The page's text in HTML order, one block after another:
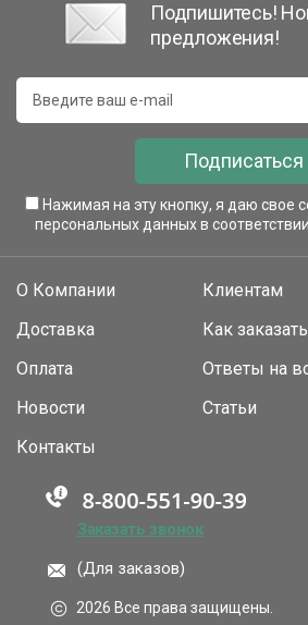
Подпишитесь!
предложения!
Подписаться
Нажимая на эту кнопку, я даю свое
персональных данных в
О Компании
Доставка
Оплата
Новости
Клиентам
Как
Ответы на
Статьи
Контакты
Заказать звонок
(Для заказов)
2026 Все права защищены.